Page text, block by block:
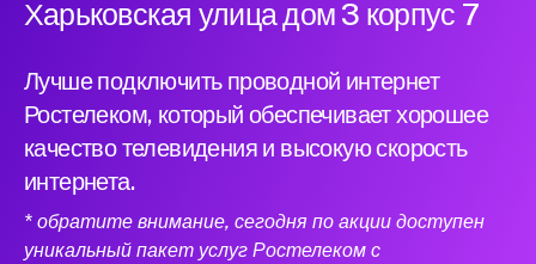
Харьковская улица дом 3 корпус 7
Лучше подключить проводной интернет
Ростелеком, который обеспечивает хорошее
качество телевидения и высокую скорость
интернета.
* обратите внимание, сегодня по акции доступен
уникальный пакет услуг Ростелеком с